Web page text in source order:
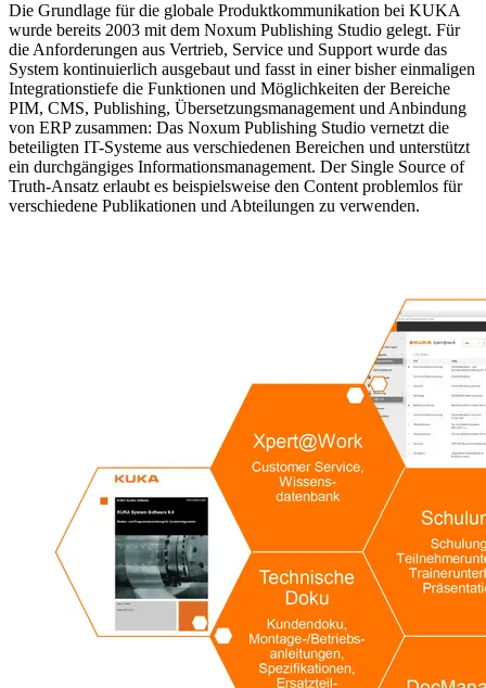
Die Grundlage für die globale Produktkommunikation bei KUKA
wurde bereits 2003 mit dem Noxum Publishing Studio gelegt. Für
die Anforderungen aus Vertrieb, Service und Support wurde das
System kontinuierlich ausgebaut und fasst in einer bisher einmaligen
Integrationstiefe die Funktionen und Möglichkeiten der Bereiche
PIM, CMS, Publishing, Übersetzungsmanagement und Anbindung
von ERP zusammen: Das Noxum Publishing Studio vernetzt die
beteiligten IT-Systeme aus verschiedenen Bereichen und unterstützt
ein durchgängiges Informationsmanagement. Der Single Source of
Truth-Ansatz erlaubt es beispielsweise den Content problemlos für
verschiedene Publikationen und Abteilungen zu verwenden.